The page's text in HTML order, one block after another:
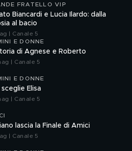
FRATELLO VIP
Biancardi e Lucia Ilardo: dalla
al bacio
| Canale 5
E DONNE
di Agnese e Roberto
| Canale 5
E DONNE
Elisa
| Canale 5
lascia la Finale di Amici
| Canale 5